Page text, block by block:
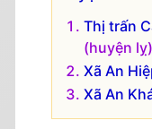
Thị trấn
(huyện lỵ)
Xã An
Xã An